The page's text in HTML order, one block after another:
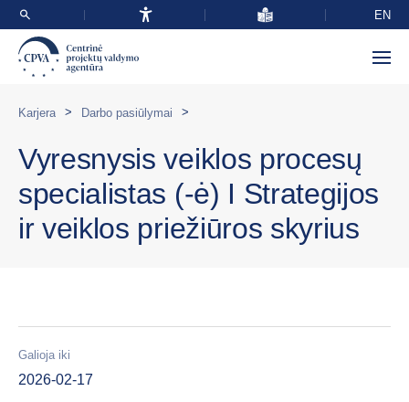
EN
Karjera > Darbo pasiūlymai >
Vyresnysis veiklos procesų
specialistas (-ė) I Strategijos
ir veiklos priežiūros skyrius
Galioja iki
2026-02-17